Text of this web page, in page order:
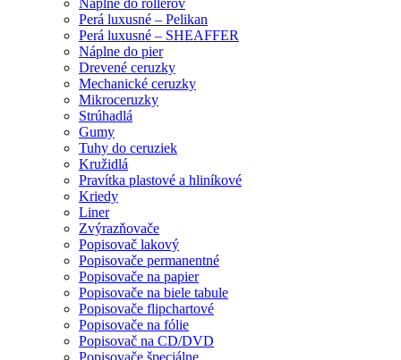
Náplne do rollerov
Perá luxusné – Pelikan
Perá luxusné – SHEAFFER
Náplne do pier
Drevené ceruzky
Mechanické ceruzky
Mikroceruzky
Strúhadlá
Gumy
Tuhy do ceruziek
Kružidlá
Pravítka plastové a hliníkové
Kriedy
Liner
Zvýrazňovače
Popisovač lakový
Popisovače permanentné
Popisovače na papier
Popisovače na biele tabule
Popisovače flipchartové
Popisovače na fólie
Popisovač na CD/DVD
Popisovače špeciálne